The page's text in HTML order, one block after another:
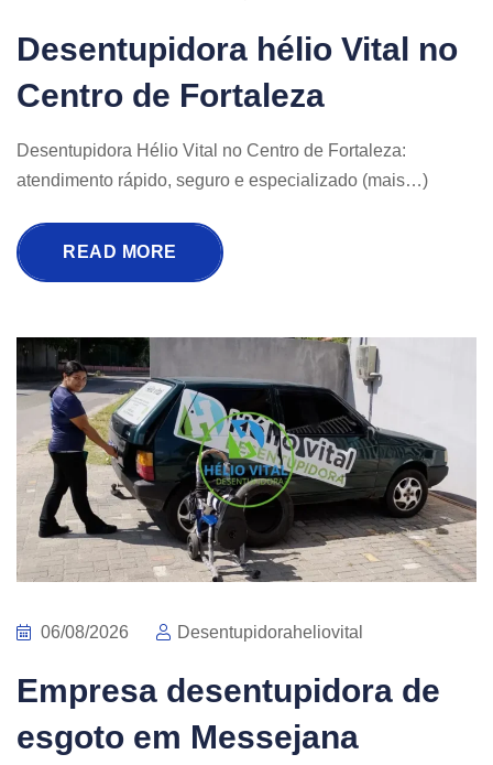
Desentupidora hélio Vital no
Centro de Fortaleza
Desentupidora Hélio Vital no Centro de Fortaleza:
atendimento rápido, seguro e especializado (mais…)
READ MORE
06/08/2026 Desentupidoraheliovital
Empresa desentupidora de
esgoto em Messejana